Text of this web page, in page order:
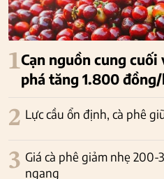
1Cạn nguồn cung
phá tăng 1.800
2 Lực cầu ổn định, cà phê
3 Giá cà phê giảm nhẹ
ngang